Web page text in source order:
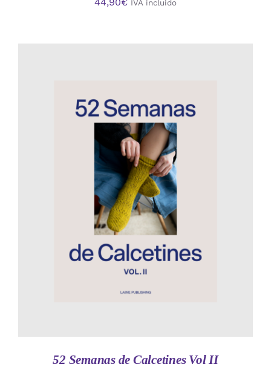
IVA incluido
AÑADIR AL CARRITO
52 Semanas de Calcetines Vol II